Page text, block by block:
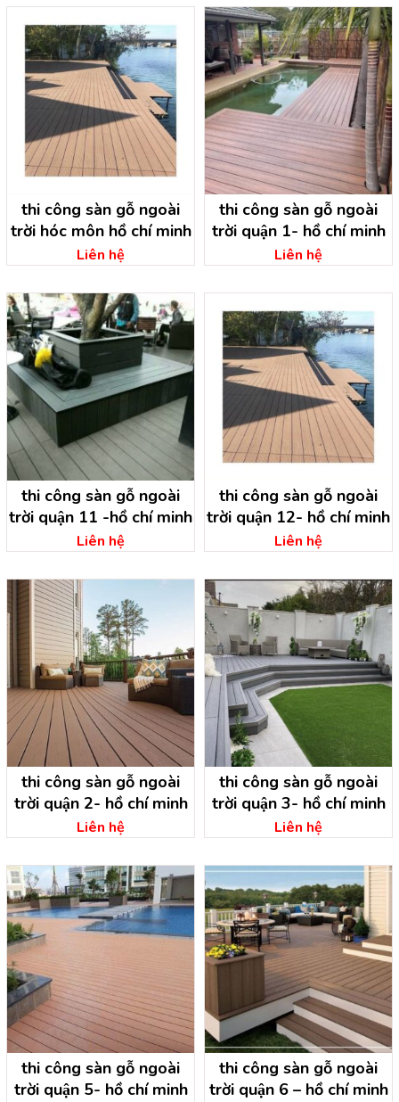
thi công sàn gỗ ngoài
trời hóc môn hồ chí minh
Liên hệ
thi công sàn gỗ ngoài
trời quận 1- hồ chí minh
Liên hệ
thi công sàn gỗ ngoài
trời quận 11 -hồ chí minh
Liên hệ
thi công sàn gỗ ngoài
trời quận 12- hồ chí minh
Liên hệ
thi công sàn gỗ ngoài
trời quận 2- hồ chí minh
Liên hệ
thi công sàn gỗ ngoài
trời quận 3- hồ chí minh
Liên hệ
thi công sàn gỗ ngoài
trời quận 5- hồ chí minh
thi công sàn gỗ ngoài
trời quận 6 – hồ chí minh